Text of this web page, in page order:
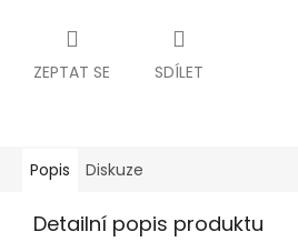
ZEPTAT SE SDÍLET
Popis Diskuze
Detailní popis produktu